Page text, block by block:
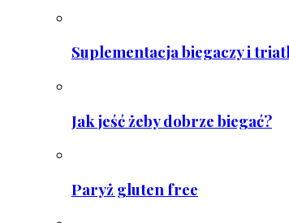
Suplementacja biegaczy i
Jak jeść żeby dobrze biegać?
Paryż gluten free